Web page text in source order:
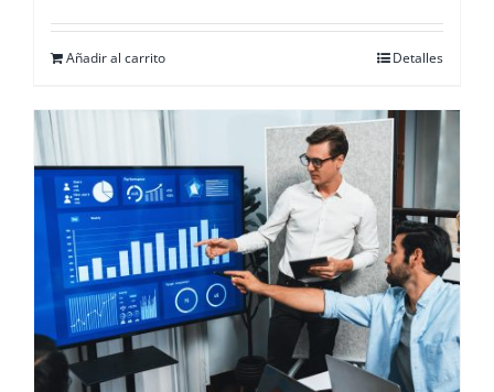
Añadir al carrito Detalles